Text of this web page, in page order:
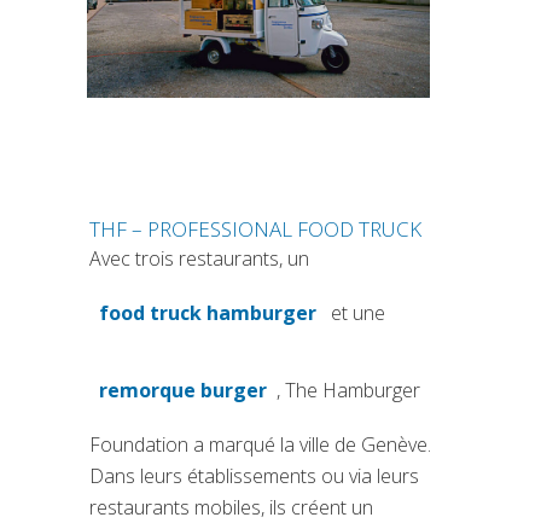
THF – PROFESSIONAL FOOD TRUCK
Avec trois restaurants, un
food truck hamburger
(si apre in una nuova scheda)
et une
remorque burger
(si apre in una nuova scheda)
, The Hamburger
Foundation a marqué la ville de Genève.
Dans leurs établissements ou via leurs
restaurants mobiles, ils créent un